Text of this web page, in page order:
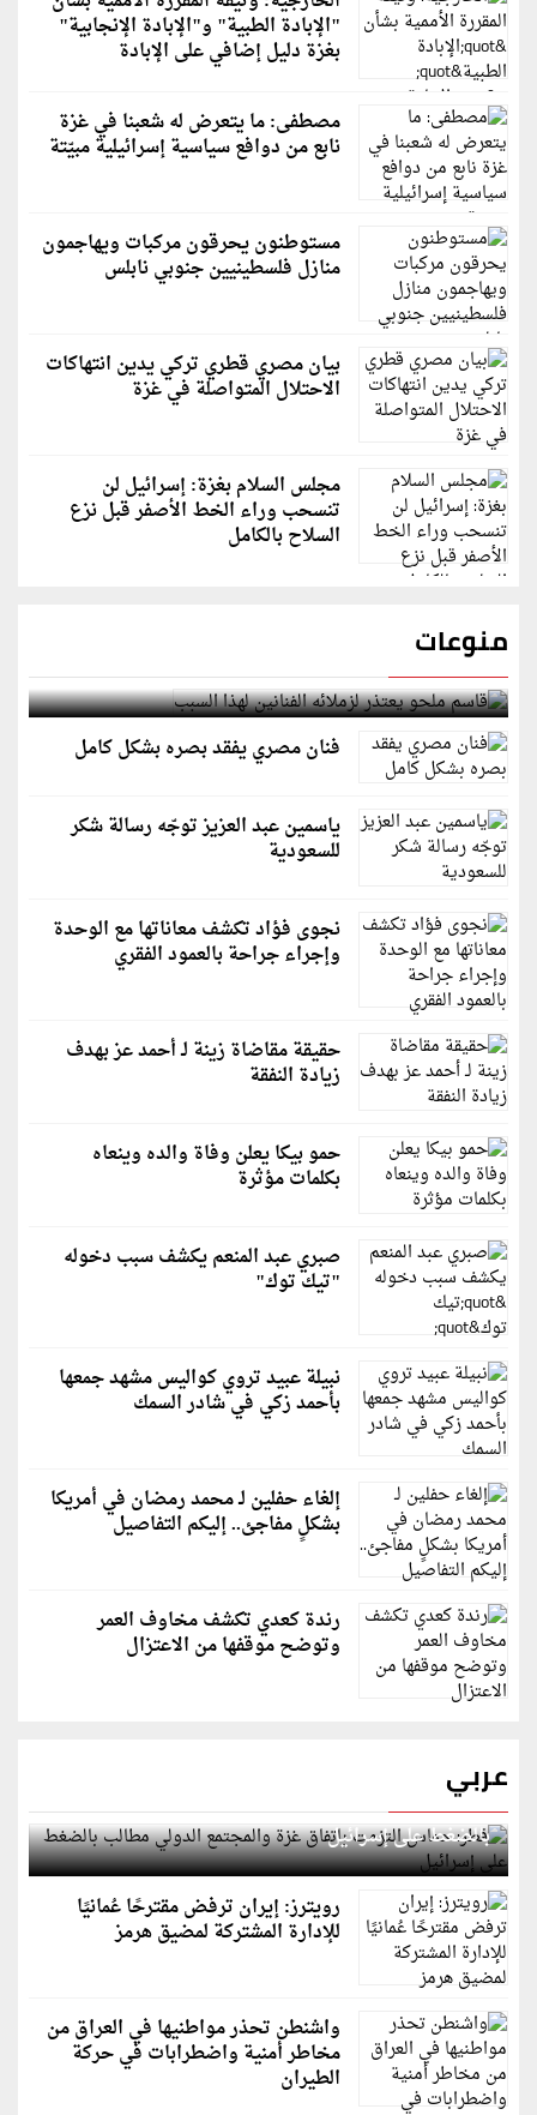
"الإبادة الطبية" و"الإبادة الإنجابية"
بغزة دليل إضافي على الإبادة
مصطفى: ما يتعرض له شعبنا في غزة
نابع من دوافع سياسية إسرائيلية مبيّتة
مستوطنون يحرقون مركبات ويهاجمون
منازل فلسطينيين جنوبي نابلس
بيان مصري قطري تركي يدين انتهاكات
الاحتلال المتواصلة في غزة
مجلس السلام بغزة: إسرائيل لن
تنسحب وراء الخط الأصفر قبل نزع
السلاح بالكامل
منوعات
قاسم ملحو يعتذر لزملائه الفنانين لهذا السبب
فنان مصري يفقد بصره بشكل كامل
ياسمين عبد العزيز توجّه رسالة شكر
للسعودية
نجوى فؤاد تكشف معاناتها مع الوحدة
وإجراء جراحة بالعمود الفقري
حقيقة مقاضاة زينة لـ أحمد عز بهدف
زيادة النفقة
حمو بيكا يعلن وفاة والده وينعاه
بكلمات مؤثرة
صبري عبد المنعم يكشف سبب دخوله
"تيك توك"
نبيلة عبيد تروي كواليس مشهد جمعها
بأحمد زكي في شادر السمك
إلغاء حفلين لـ محمد رمضان في أمريكا
بشكلٍ مفاجئ.. إليكم التفاصيل
رندة كعدي تكشف مخاوف العمر
وتوضح موقفها من الاعتزال
عربي
قطر: حماس التزمت باتفاق غزة والمجتمع الدولي مطالب
بالضغط على إسرائيل
رويترز: إيران ترفض مقترحًا عُمانيًا
للإدارة المشتركة لمضيق هرمز
واشنطن تحذر مواطنيها في العراق من
مخاطر أمنية واضطرابات في حركة
الطيران